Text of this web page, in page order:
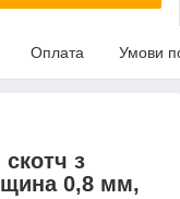
Оплата Умови
з
0,8 мм,